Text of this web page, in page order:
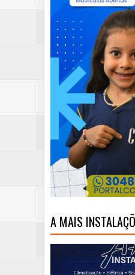
A MAIS